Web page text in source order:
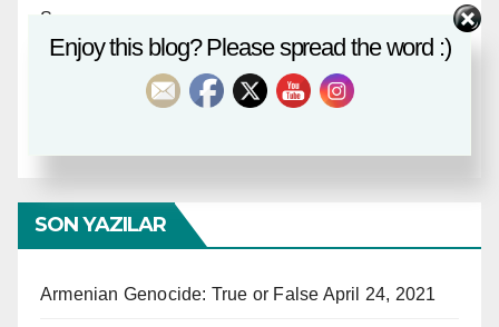
Spor
SON YAZILAR
Armenian Genocide: True or False April 24, 2021
Enjoy this blog? Please spread the word :)